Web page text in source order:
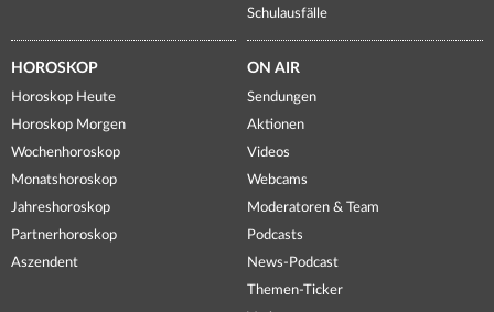
Schulausfälle
HOROSKOP
Horoskop Heute
Horoskop Morgen
Wochenhoroskop
Monatshoroskop
Jahreshoroskop
Partnerhoroskop
Aszendent
ON AIR
Sendungen
Aktionen
Videos
Webcams
Moderatoren & Team
Podcasts
News-Podcast
Themen-Ticker